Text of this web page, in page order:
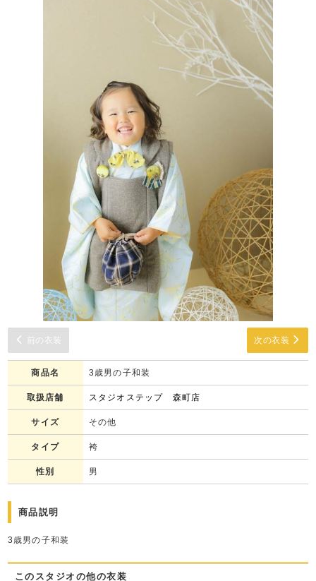
前の衣装 次の衣装
商品名 3歳男の子和装
取扱店舗 スタジオステップ 森町店
サイズ その他
タイプ 袴
性別 男
商品説明
3歳男の子和装
このスタジオの他の衣装